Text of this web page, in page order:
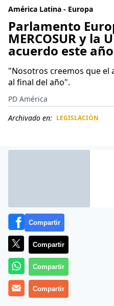
América Latina - Europa
Parlamento
MERCOSUR y la
acuerdo este
"Nosotros creemos que el
al final del año".
PD América
Archivado en: LEGISLACIÓN
A finales de este año se
comercial entre la Unión
Compartir
Compartir
Compartir
Compartir